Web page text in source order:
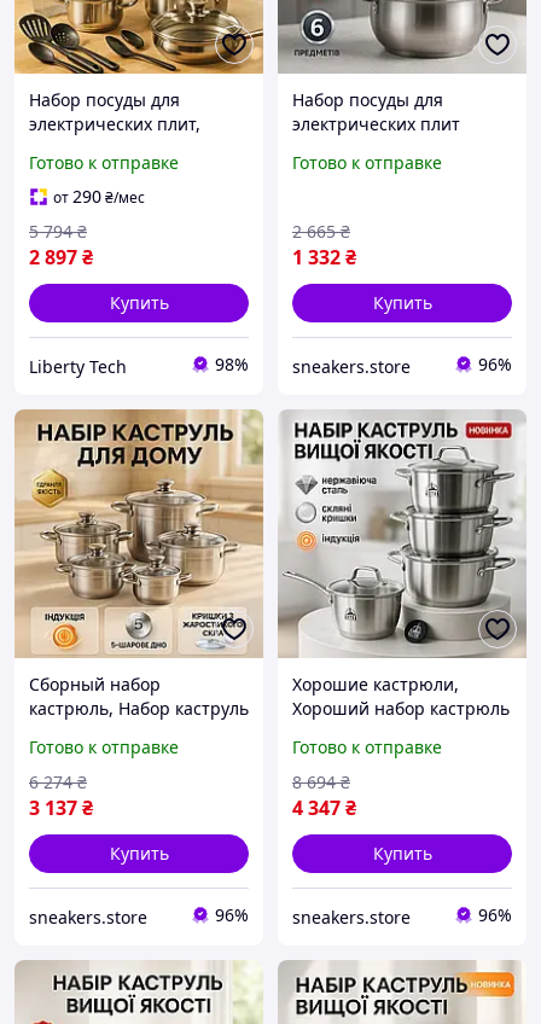
Набор посуды для
электрических плит,
крышками, Кастрюли из
нержавейки NQ-53
Готово к отправке
от290₴/мес
2 897₴
5 794 ₴
Купить
Liberty Tech 98%
Набор посуды для
электрических плит
для электрических плит
Готово к отправке
1 332₴
2 665 ₴
Купить
sneakers.store 96%
Сборный набор
кастрюль, Набор каструль
кастрюль с жаростойкой
крышкой ZB-86
Готово к отправке
3 137₴
6 274 ₴
Купить
sneakers.store 96%
Хорошие кастрюли,
Хороший набор кастрюль
дома с антипригарным
покрытием OE-76
Готово к отправке
4 347₴
8 694 ₴
Купить
sneakers.store 96%